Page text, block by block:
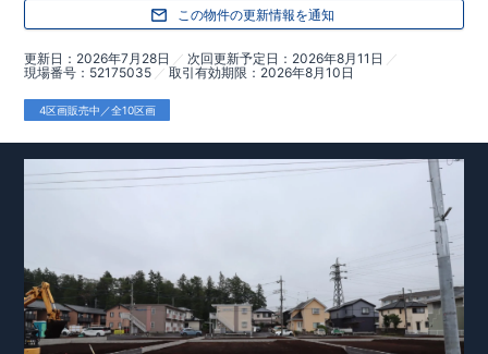
この物件の更新情報を通知
更新日 2026年7月28日 次回更新予定日
2026年8月11日
現場番号
52175035 取引有効期限 2026年8月10日
4区画販売中／全10区画